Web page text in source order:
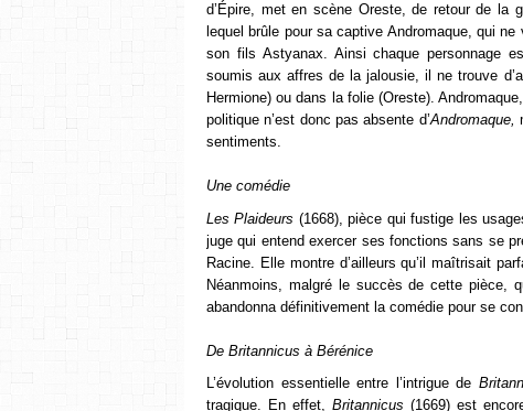
d’Épire, met en scène Oreste, de retour de la
lequel brûle pour sa captive Andromaque, qui
son fils Astyanax. Ainsi chaque personnage
soumis aux affres de la jalousie, il ne trouve
Hermione) ou dans la folie (Oreste).
politique n’est donc pas absente d’Andromaque,
sentiments.
Une comédie
Les Plaideurs (1668), pièce qui fustige les
juge qui entend exercer ses fonctions sans se
Racine. Elle montre d’ailleurs qu’il maîtrisait
Néanmoins, malgré le succès de cette pièce,
abandonna définitivement la comédie pour se
De Britannicus à Bérénice
L’évolution essentielle entre l’intrigue de
tragique. En effet, Britannicus (1669) est